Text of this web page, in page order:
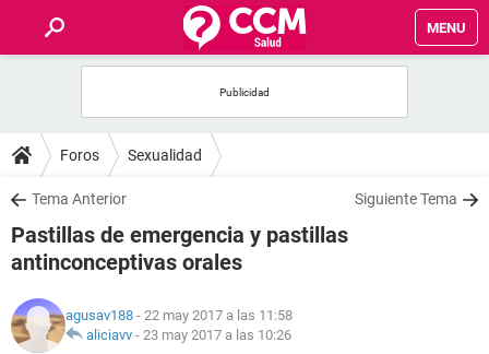
MENU
FOROS
SALUD
FAMILIA
NUTRICIÓN
Foros Sexualidad
Tema Anterior Siguiente Tema
Pastillas de emergencia y pastillas
antinconceptivas orales
agusav188 - 22 may 2017 a las 11:58
aliciavv - 23 may 2017 a las 10:26